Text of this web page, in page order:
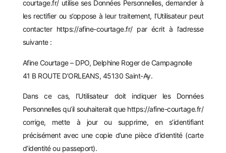
courtage.fr/utilise ses Données Personnelles, demander à
les rectifier ou s’oppose à leur traitement, l’Utilisateur peut
contacter https://afine-courtage.fr/par écrit à l’adresse
suivante :
Afine Courtage – DPO, Delphine Roger de Campagnolle
41 B ROUTE D’ORLEANS, 45130 Saint-Ay.
Dans ce cas, l’Utilisateur doit indiquer les Données
Personnelles qu’il souhaiterait que https://afine-courtage.fr/
corrige, mette à jour ou supprime, en s’identifiant
précisément avec une copie d’une pièce d’identité (carte
d’identité ou passeport).